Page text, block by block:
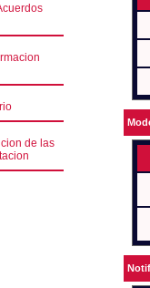
de las